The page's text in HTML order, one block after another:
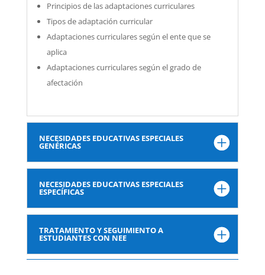
Principios de las adaptaciones curriculares
Tipos de adaptación curricular
Adaptaciones curriculares según el ente que se
aplica
Adaptaciones curriculares según el grado de
afectación
NECESIDADES EDUCATIVAS ESPECIALES
GENÉRICAS
NECESIDADES EDUCATIVAS ESPECIALES
ESPECÍFICAS
TRATAMIENTO Y SEGUIMIENTO A
ESTUDIANTES CON NEE